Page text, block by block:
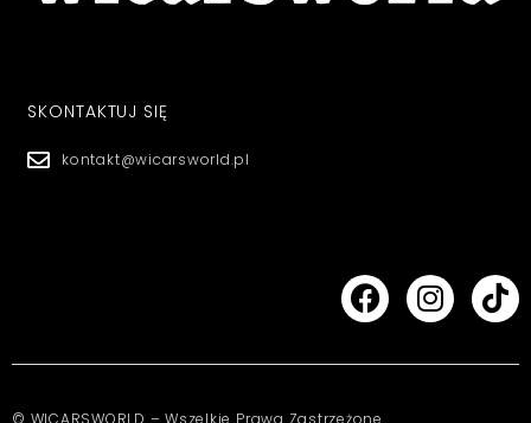
SKONTAKTUJ SIĘ
kontakt@wicarsworld.pl
© WICARSWORLD – Wszelkie Prawa Zastrzeżone